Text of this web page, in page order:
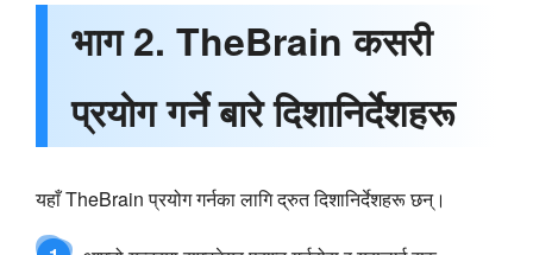
भाग 2. TheBrain कसरी
प्रयोग गर्ने बारे दिशानिर्देशहरू
यहाँ TheBrain प्रयोग गर्नका लागि द्रुत दिशानिर्देशहरू छन्।